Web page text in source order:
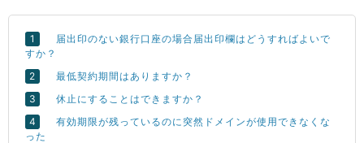
届出印のない銀行口座の場合届出印欄はどうすればよいで
すか？
最低契約期間はありますか？
休止にすることはできますか？
有効期限が残っているのに突然ドメインが使用できなくな
った